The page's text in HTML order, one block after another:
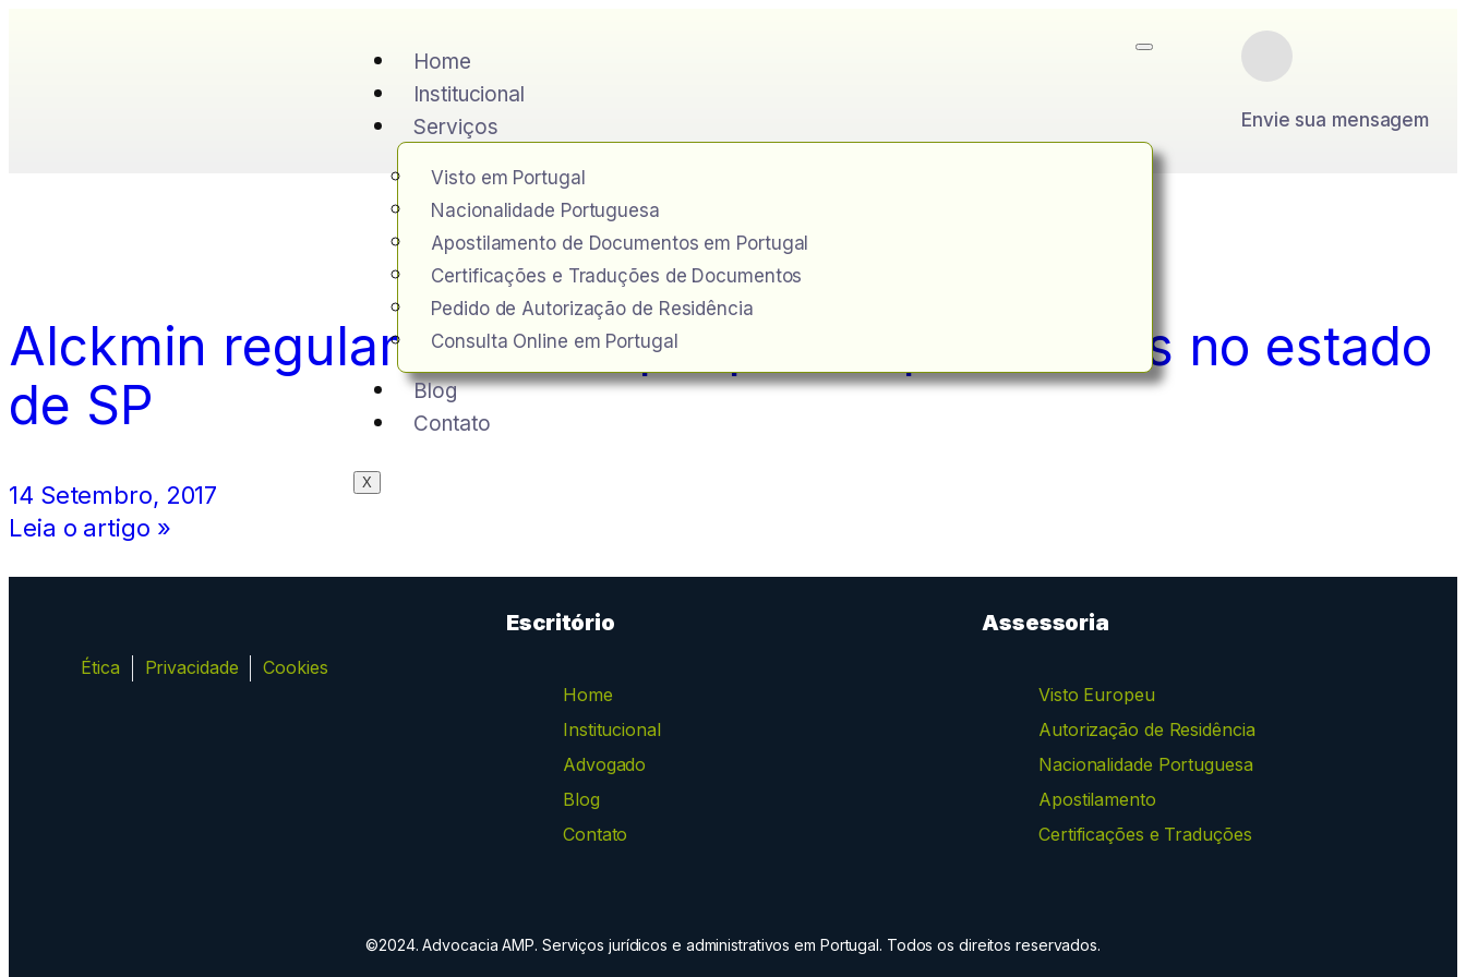
Home
Institucional
Serviços
Visto em Portugal
Nacionalidade Portuguesa
Apostilamento de Documentos em Portugal
Certificações e Traduções de Documentos
Pedido de Autorização de Residência
Consulta Online em Portugal
Blog
Contato
X
Envie sua mensagem
Alckmin regulamenta lei que proíbe pancadões no estado
de SP
14 Setembro, 2017
Leia o artigo »
Ética Privacidade Cookies
Escritório
Home
Institucional
Advogado
Blog
Contato
Assessoria
Visto Europeu
Autorização de Residência
Nacionalidade Portuguesa
Apostilamento
Certificações e Traduções
©2024. Advocacia AMP. Serviços jurídicos e administrativos em Portugal. Todos os direitos reservados.